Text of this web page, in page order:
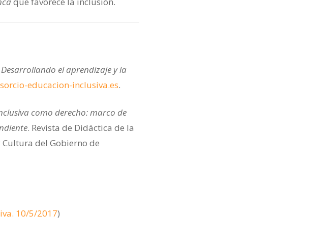
el aprendizaje y la
educacion-inclusiva.es.
como derecho: marco de
. Revista de Didáctica de la
Cultura del Gobierno de
10/5/2017)